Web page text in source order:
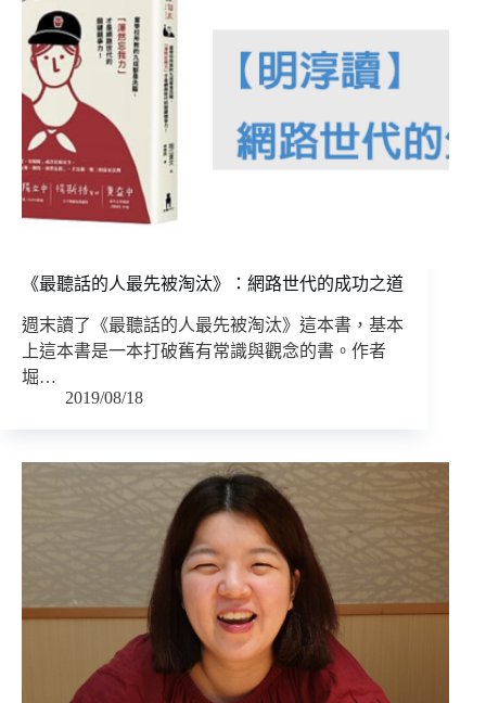
《最聽話的人最先被淘汰》：網路世代的成功之道
週末讀了《最聽話的人最先被淘汰》這本書，基本
上這本書是一本打破舊有常識與觀念的書。作者
堀…
2019/08/18